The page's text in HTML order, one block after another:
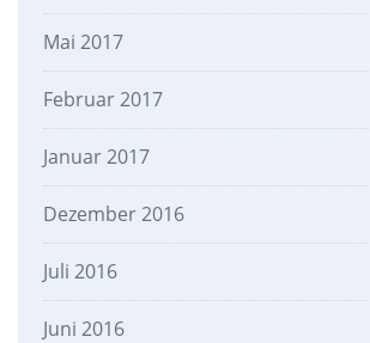
Mai 2017
Februar 2017
Januar 2017
Dezember 2016
Juli 2016
Juni 2016